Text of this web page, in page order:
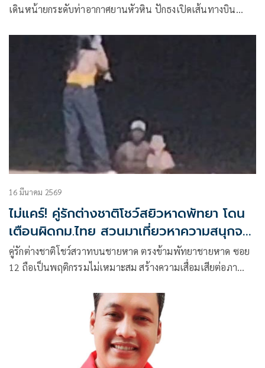
เดินหน้ายกระดับท่าอากาศยานหัวหิน ปักธงเปิดเส้นทางบิน
บริการ ดันหัวหินเป็นศูนย์กลางการท่องเที่ยวคุณภาพระดับสากล.
16 มีนาคม 2569
ไม่แคร์! คู่รักต่างชาติโชว์สยิวหาดพัทยา โดน
เตือนผิดกม.ไทย สวนมาเที่ยวหาความสนุกจะ
ทำอะไรก็ได้
คู่รักต่างชาติโชว์สวาทบนชายหาด ตรงข้ามพัทยาชายหาด ซอย
12 ถือเป็นพฤติกรรมไม่เหมาะสม สร้างความเสื่อมเสียต่อภา